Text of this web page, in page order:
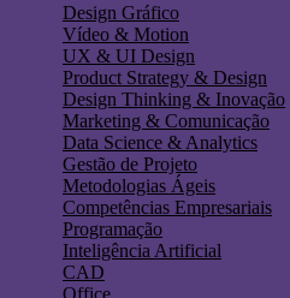
Design Gráfico
Vídeo & Motion
UX & UI Design
Product Strategy & Design
Design Thinking & Inovação
Marketing & Comunicação
Data Science & Analytics
Gestão de Projeto
Metodologias Ágeis
Competências Empresariais
Programação
Inteligência Artificial
CAD
Office